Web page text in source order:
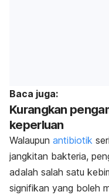
Baca juga:
Kurangkan
keperluan
Walaupun antibiotik
jangkitan bakteria,
adalah salah satu
signifikan yang boleh